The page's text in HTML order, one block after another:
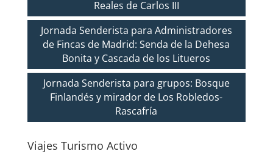
Reales de Carlos III
Jornada Senderista para Administradores
de Fincas de Madrid: Senda de la Dehesa
Bonita y Cascada de los Litueros
Jornada Senderista para grupos: Bosque
Finlandés y mirador de Los Robledos-
Rascafría
Viajes Turismo Activo